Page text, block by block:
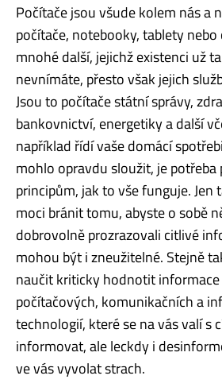
Počítače jsou všude kolem nás a
počítače, notebooky, tablety
mnohé další, jejichž existenci už
nevnímáte, přesto však jejich
Jsou to počítače státní správy,
bankovnictví, energetiky a další
například řídí vaše domácí
mohlo opravdu sloužit, je
principům, jak to vše funguje. Jen
moci bránit tomu, abyste o sobě
dobrovolně prozrazovali citlivé
mohou být i zneužitelné. Stejně
naučit kriticky hodnotit informace
počítačových, komunikačních a
technologií, které se na vás valí s
informovat, ale leckdy i
ve vás vyvolat strach.